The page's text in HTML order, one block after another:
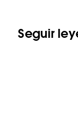
Seguir